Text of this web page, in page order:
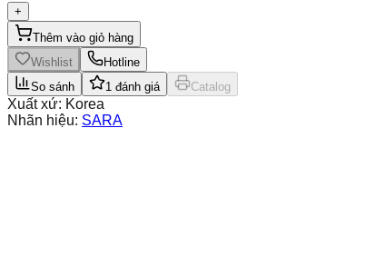
+
Thêm vào giỏ hàng
Wishlist
Hotline
So sánh
1 đánh giá Catalog
Xuất xứ: Korea
Nhãn hiệu: SARA